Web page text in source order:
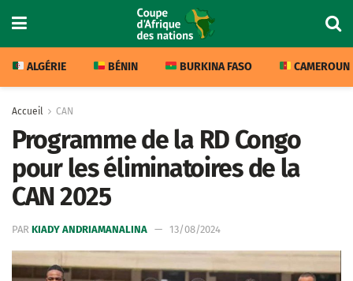
ALGÉRIE BÉNIN BURKINA FASO CAMEROUN
Accueil CAN
Programme de la RD Congo
pour les éliminatoires de la
CAN 2025
PAR KIADY ANDRIAMANALINA 13/08/2024